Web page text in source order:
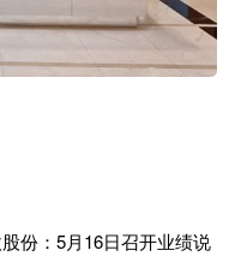
份：5月16日召开业绩说